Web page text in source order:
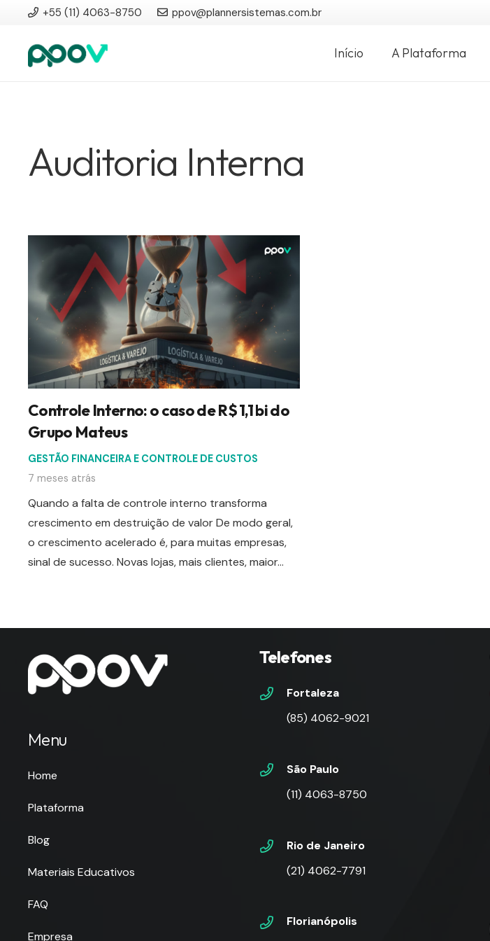
+55 (11) 4063-8750 ppov@plannersistemas.com.br
Início A Plataforma
Auditoria Interna
Controle Interno: o caso de R$ 1,1 bi do
Grupo Mateus
GESTÃO FINANCEIRA E CONTROLE DE CUSTOS
7 meses atrás
Quando a falta de controle interno transforma
crescimento em destruição de valor De modo geral,
o crescimento acelerado é, para muitas empresas,
sinal de sucesso. Novas lojas, mais clientes, maior…
Menu
Home
Plataforma
Blog
Materiais Educativos
FAQ
Empresa
Telefones
Fortaleza
(85) 4062-9021
São Paulo
(11) 4063-8750
Rio de Janeiro
(21) 4062-7791
Florianópolis